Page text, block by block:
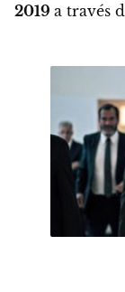
2019 a través